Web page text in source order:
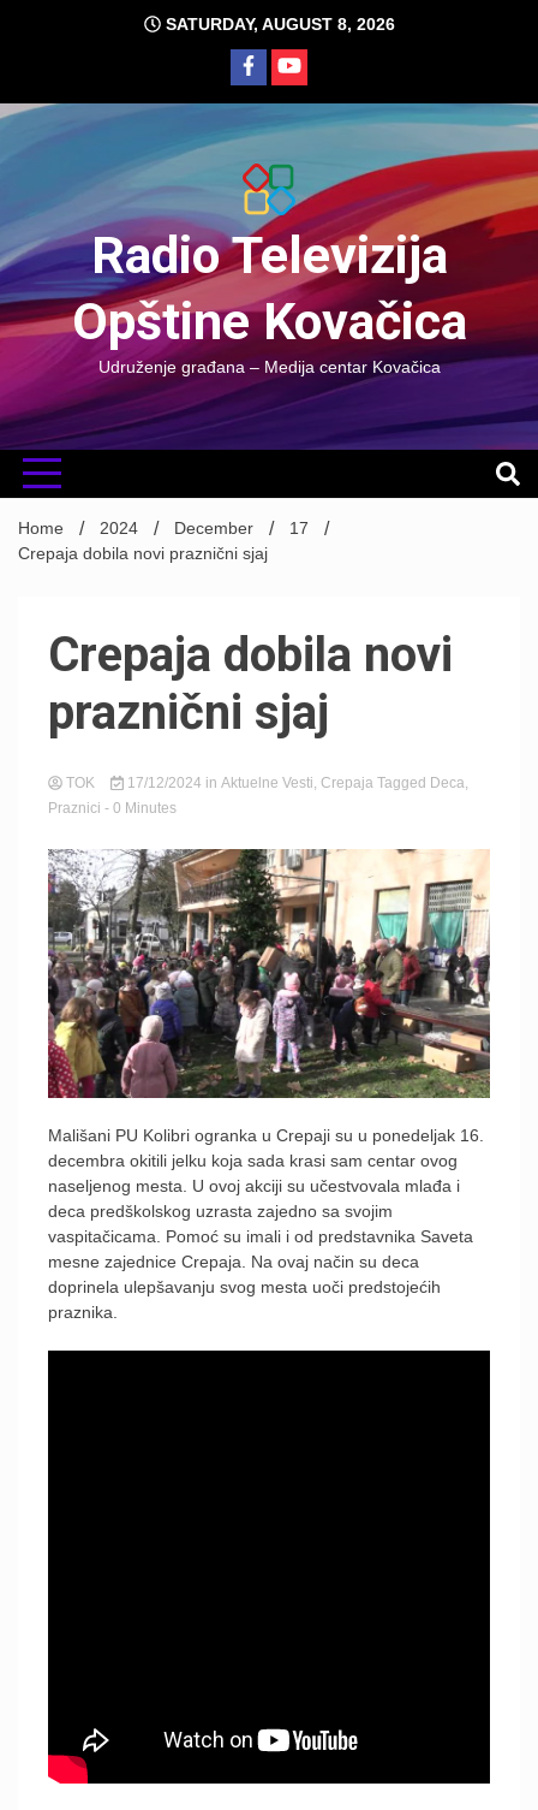
SATURDAY, AUGUST 8, 2026
Radio Televizija
Opštine Kovačica
Udruženje građana – Medija centar Kovačica
Home 2024 December
17
Crepaja dobila novi praznični sjaj
Crepaja dobila novi
praznični sjaj
TOK 17/12/2024 in Aktuelne Vesti, Crepaja Tagged Deca,
Praznici - 0 Minutes
Mališani PU Kolibri ogranka u Crepaji su u ponedeljak 16.
decembra okitili jelku koja sada krasi sam centar ovog
naseljenog mesta. U ovoj akciji su učestvovala mlađa i
deca predškolskog uzrasta zajedno sa svojim
vaspitačicama. Pomoć su imali i od predstavnika Saveta
mesne zajednice Crepaja. Na ovaj način su deca
doprinela ulepšavanju svog mesta uoči predstojećih
praznika.